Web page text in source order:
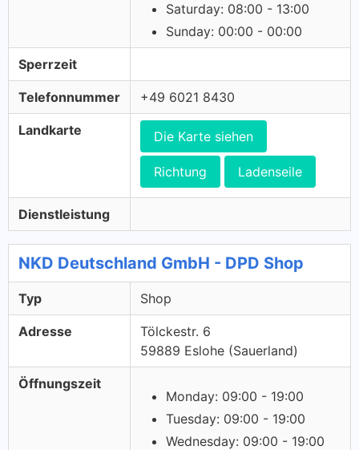
Saturday: 08:00 - 13:00
Sunday: 00:00 - 00:00
Sperrzeit
Telefonnummer +49 6021 8430
Landkarte Die Karte siehen
Richtung Ladenseile
Dienstleistung
NKD Deutschland GmbH - DPD Shop
Typ Shop
Adresse
Tölckestr. 6
59889 Eslohe (Sauerland)
Öffnungszeit
Monday: 09:00 - 19:00
Tuesday: 09:00 - 19:00
Wednesday: 09:00 - 19:00